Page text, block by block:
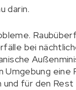
darin.
bei
Umgebung
für den